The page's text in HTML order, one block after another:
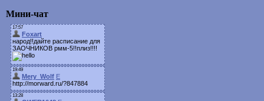
Мини-чат